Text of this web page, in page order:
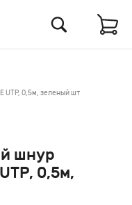
UTP, 0,5м, зеленый шт
шнур
0,5м,